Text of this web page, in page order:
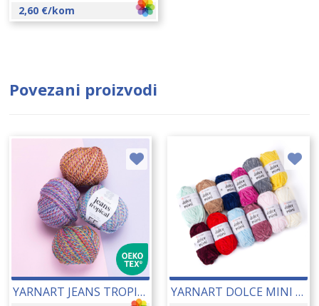
2,60 €/kom
Povezani proizvodi
YARNART JEANS TROPICAL 50 GR 24081 YARNART DOLCE MINI 12 KOM/PAK (12X30 GR) 26002B